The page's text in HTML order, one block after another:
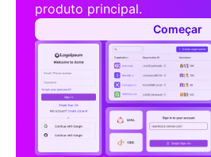
produto principal.
Começar